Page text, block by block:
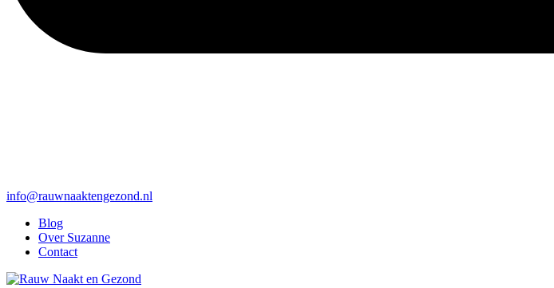
info@rauwnaaktengezond.nl
Blog
Over Suzanne
Contact